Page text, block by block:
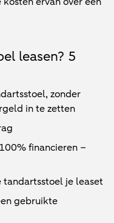
leasen? 5
zonder
in te zetten
financieren –
je leaset
gebruikte